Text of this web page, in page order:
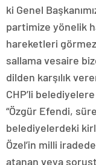
ki Genel
partimize yönelik
hareketleri
sallama vesaire
dilden karşılık
CHP’li
“Özgür Efendi,
belediyelerdeki
Özel’in milli
atanan veya